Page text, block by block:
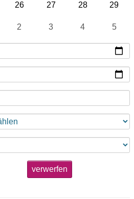
26 27 28 29
2 3 4 5
verwerfen